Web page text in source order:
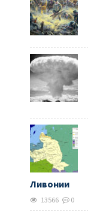
Ливонии
13566 0